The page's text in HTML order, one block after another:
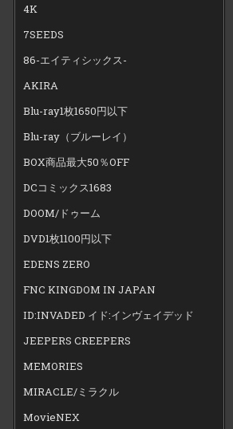
4K
7SEEDS
86-エイティシックス-
AKIRA
Blu-ray1枚1650円以下
Blu-ray（ブルーレイ）
BOX商品最大50％OFF
DCコミックス1683
DOOM/ドゥーム
DVD1枚1100円以下
EDENS ZERO
FNC KINGDOM IN JAPAN
ID:INVADED イド:インヴェイデッド
JEEPERS CREEPERS
MEMORIES
MIRACLE/ミラクル
MovieNEX